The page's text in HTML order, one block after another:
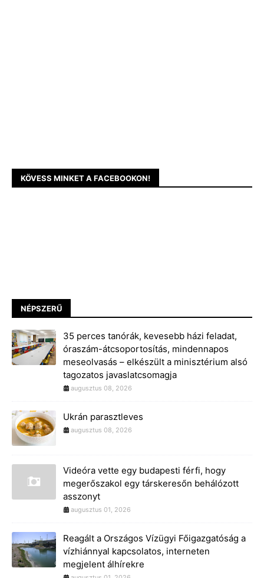
KÖVESS MINKET A FACEBOOKON!
NÉPSZERŰ
35 perces tanórák, kevesebb házi feladat,
óraszám-átcsoportosítás, mindennapos
meseolvasás – elkészült a minisztérium alsó
tagozatos javaslatcsomagja
augusztus 08, 2026
Ukrán parasztleves
augusztus 08, 2026
Videóra vette egy budapesti férfi, hogy
megerőszakol egy társkeresőn behálózott
asszonyt
augusztus 01, 2026
Reagált a Országos Vízügyi Főigazgatóság a
vízhiánnyal kapcsolatos, interneten
megjelent álhírekre